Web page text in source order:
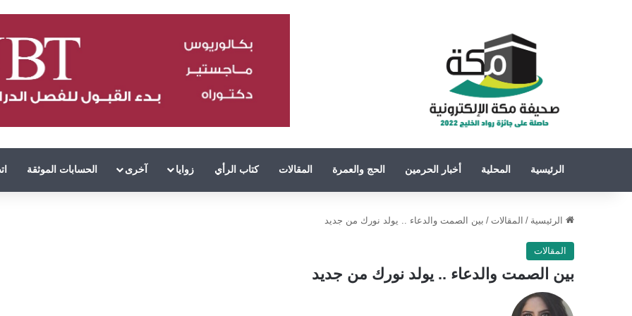
الرئيسية المحلية أخبار الحرمين الحج والعمرة المقالات كتاب الرأي زوايا آخرى الحسابات الموثقة
الرئيسية / المقالات / بين الصمت والدعاء .. يولد نورك من جديد
المقالات
بين الصمت والدعاء .. يولد نورك من جديد